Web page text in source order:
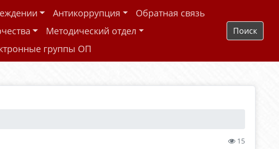
Антикоррупция
Обратная связь
Методический отдел
группы ОП
Поиск
15